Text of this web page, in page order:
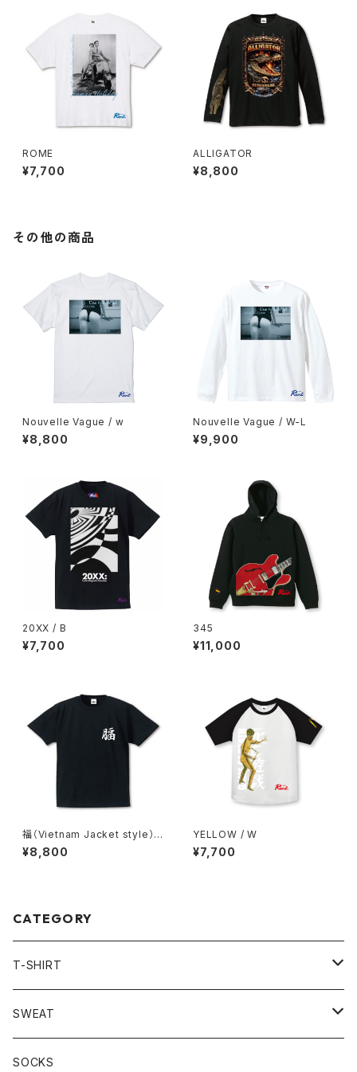
ROME
¥7,700
ALLIGATOR
¥8,800
その他の商品
Nouvelle Vague / w
¥8,800
Nouvelle Vague / W-L
¥9,900
20XX / B
¥7,700
345
¥11,000
福（Vietnam Jacket style）/
B
¥8,800
YELLOW / W
¥7,700
CATEGORY
T-SHIRT
LONG SLEEVE
SWEAT
HOODIE
SOCKS